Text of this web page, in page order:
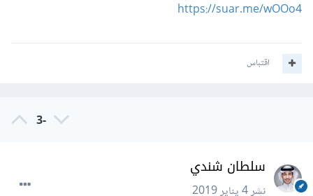
https://suar.me/wOOo4
اقتباس
-3
سلطان شندي
نشر4 يناير 2019